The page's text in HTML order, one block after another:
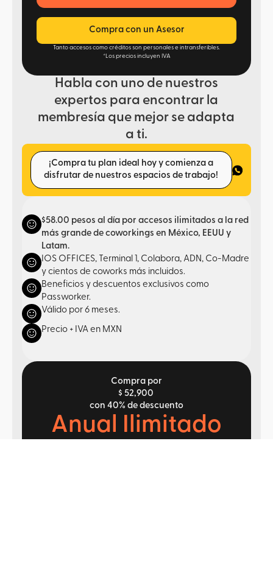
Compra con un Asesor
Tanto accesos como créditos son personales e intransferibles.
*Los precios incluyen IVA
Habla con uno de nuestros
expertos para encontrar la
membresía que mejor se adapta
a ti.
¡Compra tu plan ideal hoy y comienza a
disfrutar de nuestros espacios de trabajo!
$58.00 pesos al día por accesos ilimitados a la red
más grande de coworkings en México, EEUU y
Latam.
IOS OFFICES, Terminal 1, Colabora, ADN, Co-Madre
y cientos de coworks más incluidos.
Beneficios y descuentos exclusivos como
Passworker.
Válido por 6 meses.
Precio + IVA en MXN
Compra por
$ 52,900
con 40% de descuento
Anual Ilimitado